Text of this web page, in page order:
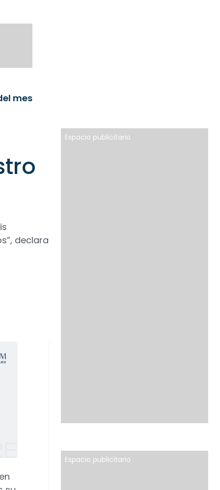
mes
declara
Espacio publicitario
Espacio publicitario